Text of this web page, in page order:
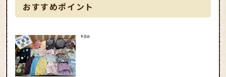
おすすめポイント
手芸品